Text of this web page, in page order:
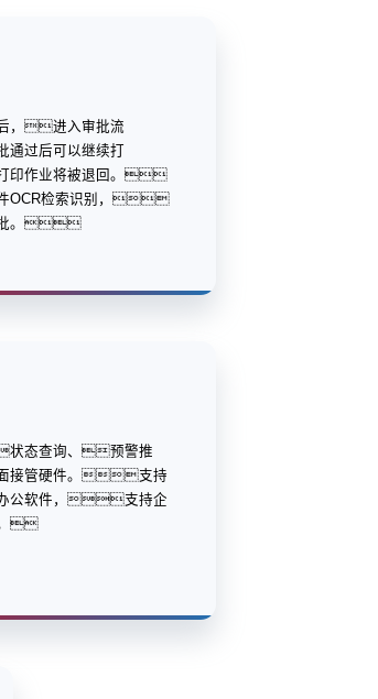
，进入审批流
过后可以继续打
印作业将被退回。
件OCR检索识别，
批。
状态查询、预警推
接管硬件。支持
办公软件，支持企
。